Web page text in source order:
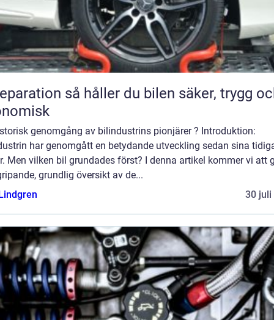
håller du bilen säker, trygg och
genomgång av bilindustrins pionjärer ? Introduktion:
har genomgått en betydande utveckling sedan sina
Men vilken bil grundades först? I denna artikel kommer vi att
grundlig översikt av de...
30 juli